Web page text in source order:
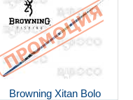
Browning Xitan Bolo